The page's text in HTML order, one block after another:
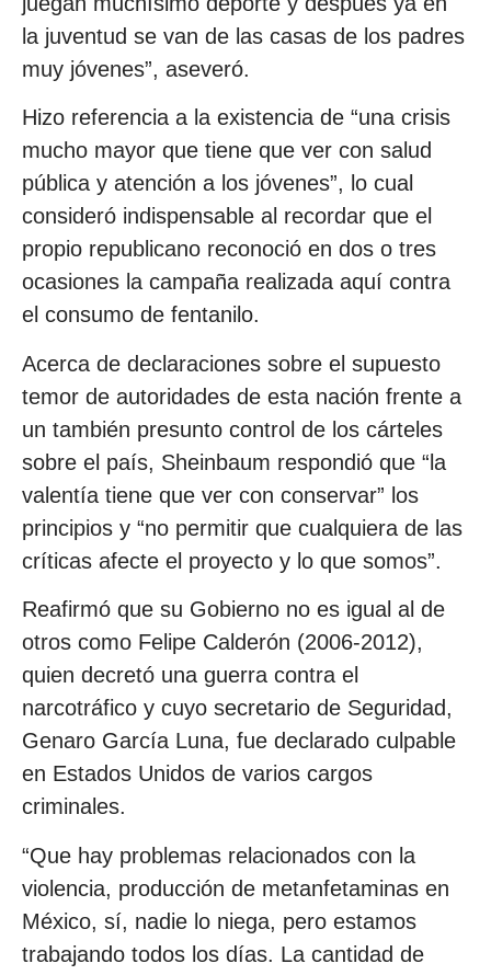
la juventud se van de las casas de los padres
muy jóvenes”, aseveró.
Hizo referencia a la existencia de “una crisis
mucho mayor que tiene que ver con salud
pública y atención a los jóvenes”, lo cual
consideró indispensable al recordar que el
propio republicano reconoció en dos o tres
ocasiones la campaña realizada aquí contra
el consumo de fentanilo.
Acerca de declaraciones sobre el supuesto
temor de autoridades de esta nación frente a
un también presunto control de los cárteles
sobre el país, Sheinbaum respondió que “la
valentía tiene que ver con conservar” los
principios y “no permitir que cualquiera de las
críticas afecte el proyecto y lo que somos”.
Reafirmó que su Gobierno no es igual al de
otros como Felipe Calderón (2006-2012),
quien decretó una guerra contra el
narcotráfico y cuyo secretario de Seguridad,
Genaro García Luna, fue declarado culpable
en Estados Unidos de varios cargos
criminales.
“Que hay problemas relacionados con la
violencia, producción de metanfetaminas en
México, sí, nadie lo niega, pero estamos
trabajando todos los días. La cantidad de